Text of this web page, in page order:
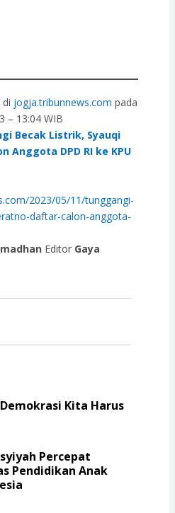
jogja.tribunnews.com pada
– 13:04 WIB
Becak Listrik, Syauqi
Anggota DPD RI ke KPU
2023/05/11/tunggangi-
daftar-calon-anggota-
Editor Gaya
Kita Harus
Percepat
Pendidikan Anak